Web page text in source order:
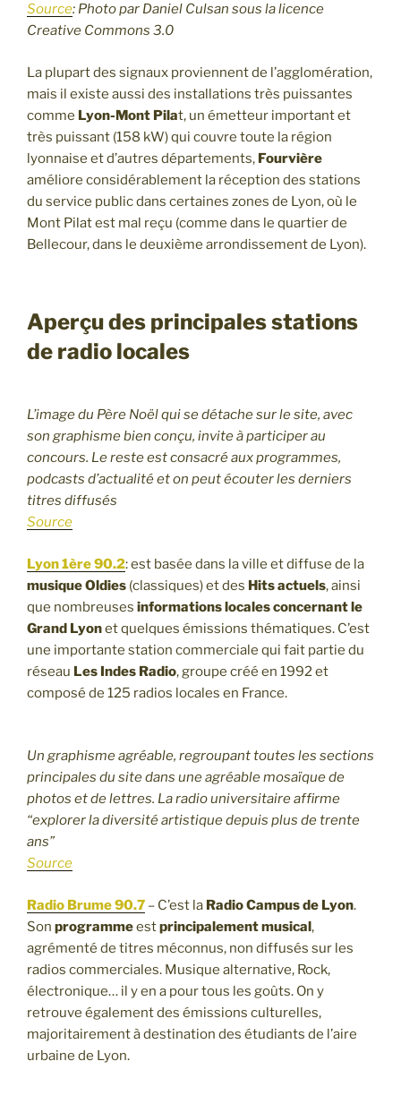
Source: Photo par Daniel Culsan sous la licence
Creative Commons 3.0
La plupart des signaux proviennent de l’agglomération,
mais il existe aussi des installations très puissantes
comme Lyon-Mont Pilat, un émetteur important et
très puissant (158 kW) qui couvre toute la région
lyonnaise et d’autres départements, Fourvière
améliore considérablement la réception des stations
du service public dans certaines zones de Lyon, où le
Mont Pilat est mal reçu (comme dans le quartier de
Bellecour, dans le deuxième arrondissement de Lyon).
Aperçu des principales stations
de radio locales
L’image du Père Noël qui se détache sur le site, avec
son graphisme bien conçu, invite à participer au
concours. Le reste est consacré aux programmes,
podcasts d’actualité et on peut écouter les derniers
titres diffusés
Source
Lyon 1ère 90.2: est basée dans la ville et diffuse de la
musique Oldies (classiques) et des Hits actuels, ainsi
que nombreuses informations locales concernant le
Grand Lyonet quelques émissions thématiques. C’est
une importante station commerciale qui fait partie du
réseau Les Indes Radio, groupe créé en 1992 et
composé de 125 radios locales en France.
Un graphisme agréable, regroupant toutes les sections
principales du site dans une agréable mosaïque de
photos et de lettres. La radio universitaire affirme
“explorer la diversité artistique depuis plus de trente
ans”
Source
Radio Brume 90.7 – C’est la Radio Campus de Lyon.
Son programmeestprincipalement musical,
agrémenté de titres méconnus, non diffusés sur les
radios commerciales. Musique alternative, Rock,
électronique… il y en a pour tous les goûts. On y
retrouve également des émissions culturelles,
majoritairement à destination des étudiants de l’aire
urbaine de Lyon.